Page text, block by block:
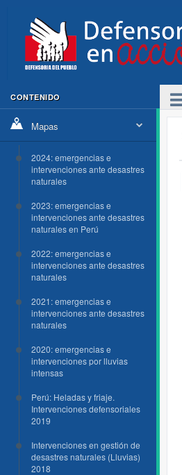
CONTENIDO
Mapas
2024: emergencias e
intervenciones ante desastres
naturales
2023: emergencias e
intervenciones ante desastres
naturales en Perú
2022: emergencias e
intervenciones ante desastres
naturales
2021: emergencias e
intervenciones ante desastres
naturales
2020: emergencias e
intervenciones por lluvias
intensas
Perú: Heladas y friaje.
Intervenciones defensoriales
2019
Intervenciones en gestión de
desastres naturales (Lluvias)
2018